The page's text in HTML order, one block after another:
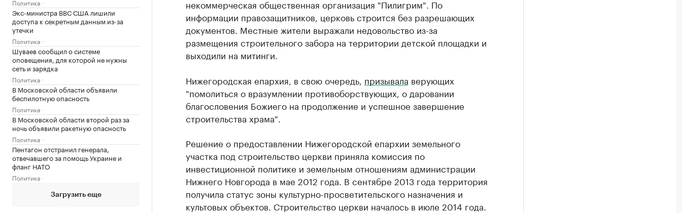
Политика
Экс-министра ВВС США лишили
доступа к секретным данным из-за
утечки
Политика
Шуваев сообщил о системе
оповещения, для которой не нужны
сеть и зарядка
Политика
В Московской области объявили
беспилотную опасность
Политика
В Московской области второй раз за
ночь объявили ракетную опасность
Политика
Пентагон отстранил генерала,
отвечавшего за помощь Украине и
фланг НАТО
Политика
Загрузить еще
некоммерческая общественная организация "Пилигрим". По
информации правозащитников, церковь строится без разрешающих
документов. Местные жители выражали недовольство из-за
размещения строительного забора на территории детской площадки и
выходили на митинги.
Нижегородская епархия, в свою очередь, призывала верующих
"помолиться о вразумлении противоборствующих, о даровании
благословения Божиего на продолжение и успешное завершение
строительства храма".
Решение о предоставлении Нижегородской епархии земельного
участка под строительство церкви приняла комиссия по
инвестиционной политике и земельным отношениям администрации
Нижнего Новгорода в мае 2012 года. В сентябре 2013 года территория
получила статус зоны культурно-просветительского назначения и
культовых объектов. Строительство церкви началось в июле 2014 года.